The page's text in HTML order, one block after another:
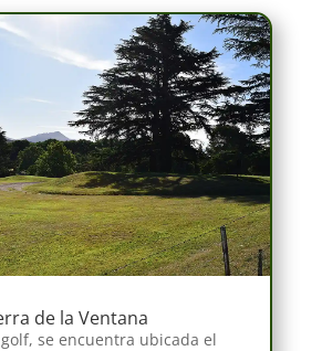
de la Ventana
se encuentra ubicada el